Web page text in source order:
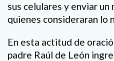
sus celulares y enviar un
quienes consideraran lo
En esta actitud de
padre Raúl de León